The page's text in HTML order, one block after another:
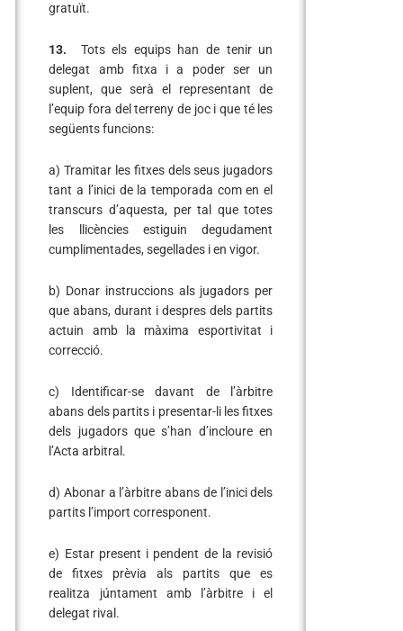
gratuït.
13. Tots els equips han de tenir un
delegat amb fitxa i a poder ser un
suplent, que serà el representant de
l’equip fora del terreny de joc i que té les
següents funcions:
a) Tramitar les fitxes dels seus jugadors
tant a l’inici de la temporada com en el
transcurs d’aquesta, per tal que totes
les llicències estiguin degudament
cumplimentades, segellades i en vigor.
b) Donar instruccions als jugadors per
que abans, durant i despres dels partits
actuin amb la màxima esportivitat i
correcció.
c) Identificar-se davant de l’àrbitre
abans dels partits i presentar-li les fitxes
dels jugadors que s’han d’incloure en
l’Acta arbitral.
d) Abonar a l’àrbitre abans de l’inici dels
partits l’import corresponent.
e) Estar present i pendent de la revisió
de fitxes prèvia als partits que es
realitza júntament amb l’àrbitre i el
delegat rival.